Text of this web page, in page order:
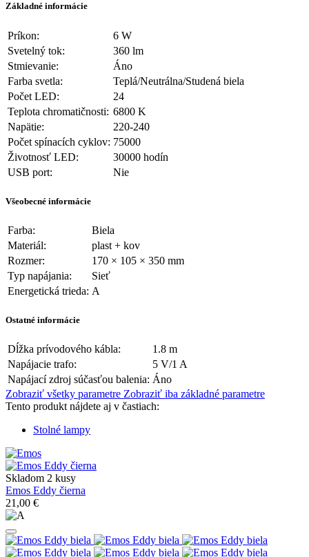
Základné informácie
Príkon:
6 W
Svetelný tok:
360 lm
Stmievanie:
Áno
Farba svetla:
Teplá/Neutrálna/Studená biela
Počet LED:
24
Teplota chromatičnosti: 6800 K
Napätie:
220-240
Počet spínacích cyklov: 75000
Životnosť LED:
30000 hodín
USB port:
Nie
Všeobecné informácie
Farba:
Biela
Materiál:
plast + kov
Rozmer:
170 × 105 × 350 mm
Typ napájania:
Sieť
Energetická trieda: A
Ostatné informácie
Dĺžka prívodového kábla:
1.8 m
Napájacie trafo:
5 V/1 A
Napájací zdroj súčasťou balenia: Áno
Zobraziť všetky parametre Zobraziť iba základné parametre
Tento produkt nájdete aj v častiach:
Stolné lampy
Skladom 2 kusy
Emos Eddy čierna
21,00 €